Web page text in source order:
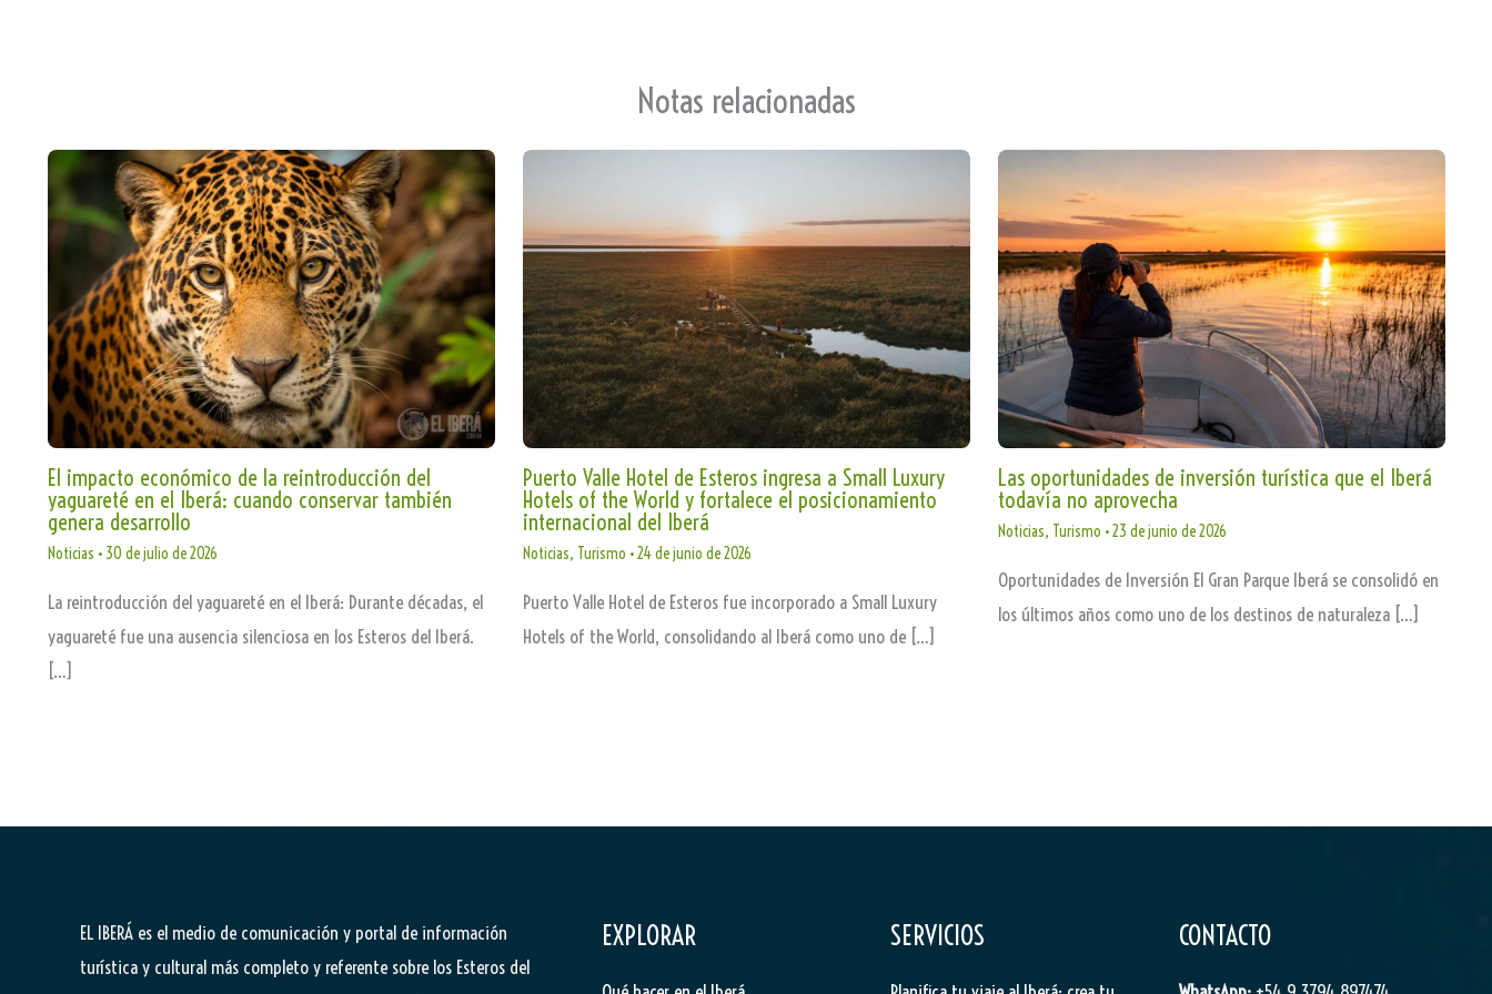
Notas relacionadas
El impacto económico de la reintroducción del
yaguareté en el Iberá: cuando conservar también
genera desarrollo
Noticias • 30 de julio de 2026
La reintroducción del yaguareté en el Iberá: Durante décadas, el
yaguareté fue una ausencia silenciosa en los Esteros del Iberá.
[…]
Puerto Valle Hotel de Esteros ingresa a Small Luxury
Hotels of the World y fortalece el posicionamiento
internacional del Iberá
Noticias, Turismo •24 de junio de 2026
Puerto Valle Hotel de Esteros fue incorporado a Small Luxury
Hotels of the World, consolidando al Iberá como uno de […]
Las oportunidades de inversión turística que el Iberá
todavía no aprovecha
Noticias, Turismo •23 de junio de 2026
Oportunidades de Inversión El Gran Parque Iberá se consolidó en
los últimos años como uno de los destinos de naturaleza […]
EL IBERÁ es el medio de comunicación y portal de información
turística y cultural más completo y referente sobre los Esteros del
EXPLORAR SERVICIOS CONTACTO